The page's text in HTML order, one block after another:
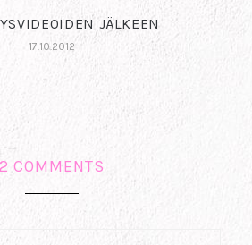
JÄLKEEN
17.10.2012
2 COMMENTS